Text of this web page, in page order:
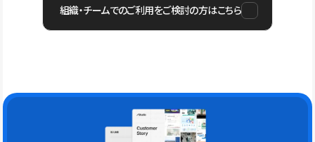
組織・チームでのご利用をご検討の方はこちら